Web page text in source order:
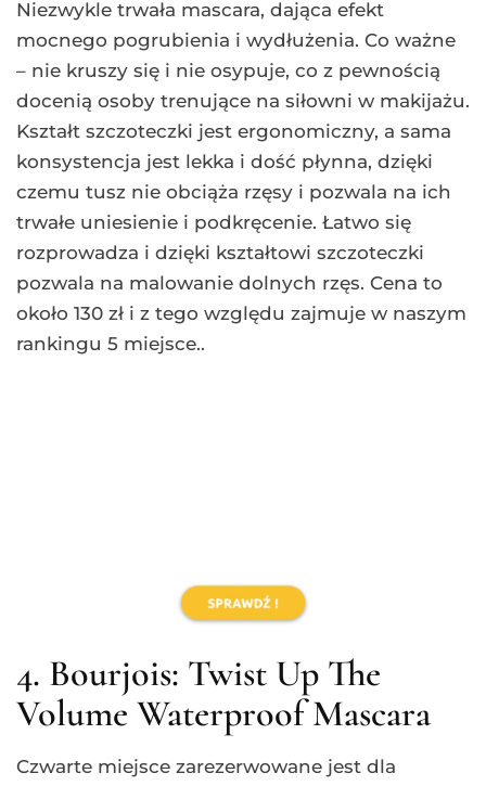
Niezwykle trwała mascara, dająca efekt
mocnego pogrubienia i wydłużenia. Co ważne
– nie kruszy się i nie osypuje, co z pewnością
docenią osoby trenujące na siłowni w makijażu.
Kształt szczoteczki jest ergonomiczny, a sama
konsystencja jest lekka i dość płynna, dzięki
czemu tusz nie obciąża rzęsy i pozwala na ich
trwałe uniesienie i podkręcenie. Łatwo się
rozprowadza i dzięki kształtowi szczoteczki
pozwala na malowanie dolnych rzęs. Cena to
około 130 zł i z tego względu zajmuje w naszym
rankingu 5 miejsce..
Czwarte miejsce zarezerwowane jest dla
niezwykle ciekawego produktu, wyposażonego
w szczoteczkę Twist 2 w 1. Dzięki tej technologii,
przekręcając rączkę uzyskujemy dwa różne
kształty, które idealnie dopasowują się do
osób, które noszą szkła kontaktowe. Nie kruszy